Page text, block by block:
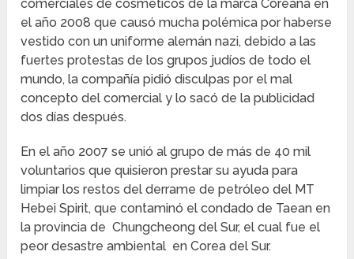
comerciales de cosméticos de la marca Coreana en
el año 2008 que causó mucha polémica por haberse
vestido con un uniforme alemán nazi, debido a las
fuertes protestas de los grupos judíos de todo el
mundo, la compañía pidió disculpas por el mal
concepto del comercial y lo sacó de la publicidad
dos días después.
En el año 2007 se unió al grupo de más de 40 mil
voluntarios que quisieron prestar su ayuda para
limpiar los restos del derrame de petróleo del MT
Hebei Spirit, que contaminó el condado de Taean en
la provincia de Chungcheong del Sur, el cual fue el
peor desastre ambiental en Corea del Sur.